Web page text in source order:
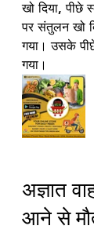
खो दिया, पीछे
पर संतुलन खो
गया। उसके
गया।
अज्ञात
आने से